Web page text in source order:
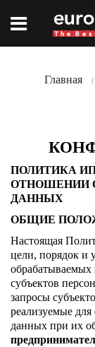
Главная
ПОЛИТИКА ИП
ОТНОШЕНИИ
ДАННЫХ
ОБЩИЕ
Настоящая
цели, порядок и
обрабатываемых
субъектов
запросы
реализуемые для
данных при их